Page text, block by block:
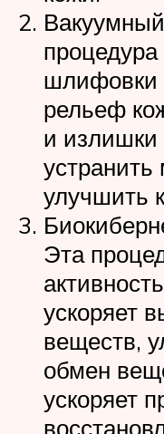
шлифовки
рельеф
и излишки
улучшить
Эта
ускоряет
веществ,
обмен
ускоряет